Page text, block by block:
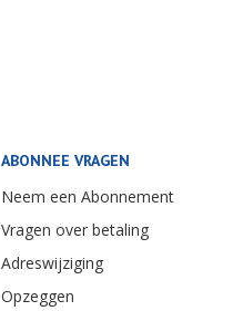
ABONNEE VRAGEN
Neem een Abonnement
Vragen over betaling
Adreswijziging
Opzeggen